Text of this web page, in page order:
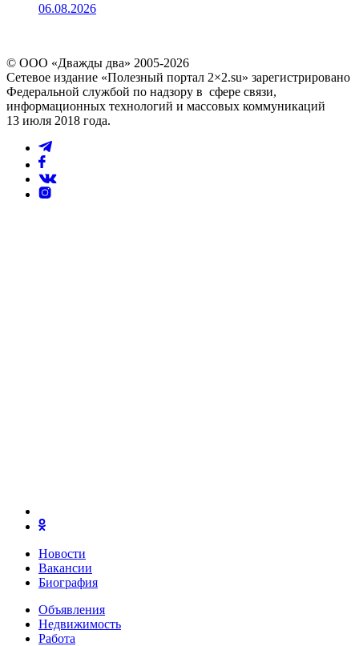
06.08.2026
© ООО «Дважды два» 2005-2026
Сетевое издание «Полезный портал 2×2.su» зарегистрировано
Федеральной службой по надзору в сфере связи,
информационных технологий и массовых коммуникаций
13 июля 2018 года.
Новости
Вакансии
Биография
Объявления
Недвижимость
Работа